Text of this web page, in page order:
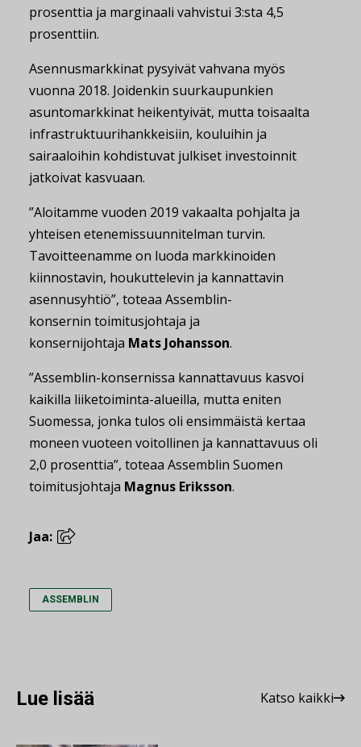
prosenttia ja marginaali vahvistui 3:sta 4,5
prosenttiin.
Asennusmarkkinat pysyivät vahvana myös
vuonna 2018. Joidenkin suurkaupunkien
asuntomarkkinat heikentyivät, mutta toisaalta
infrastruktuurihankkeisiin, kouluihin ja
sairaaloihin kohdistuvat julkiset investoinnit
jatkoivat kasvuaan.
”Aloitamme vuoden 2019 vakaalta pohjalta ja
yhteisen etenemissuunnitelman turvin.
Tavoitteenamme on luoda markkinoiden
kiinnostavin, houkuttelevin ja kannattavin
asennusyhtiö”, toteaa Assemblin-
konsernin toimitusjohtaja ja
konsernijohtaja Mats Johansson.
”Assemblin-konsernissa kannattavuus kasvoi
kaikilla liiketoiminta-alueilla, mutta eniten
Suomessa, jonka tulos oli ensimmäistä kertaa
moneen vuoteen voitollinen ja kannattavuus oli
2,0 prosenttia”, toteaa Assemblin Suomen
toimitusjohtaja Magnus Eriksson.
Jaa:
ASSEMBLIN
Lue lisää Katso kaikki